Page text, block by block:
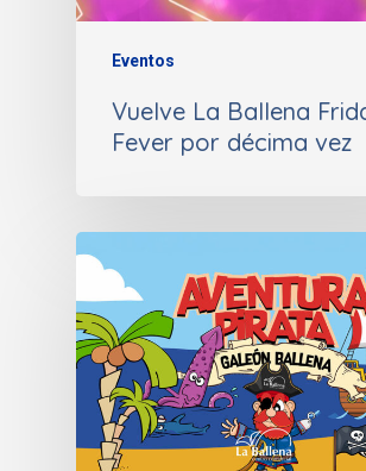
Eventos
Vuelve La Ballena
Fever por décima vez